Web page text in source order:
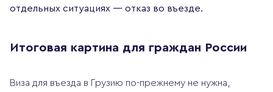
отдельных ситуациях — отказ во въезде.
Итоговая картина для граждан России
Виза для въезда в Грузию по-прежнему не нужна,